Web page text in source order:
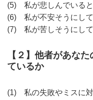
(5) 私が悲しんでいる
(6) 私が不安そうにし
(7) 私が苦しそうにし
【２】他者があな
ているか
(1) 私の失敗やミスに